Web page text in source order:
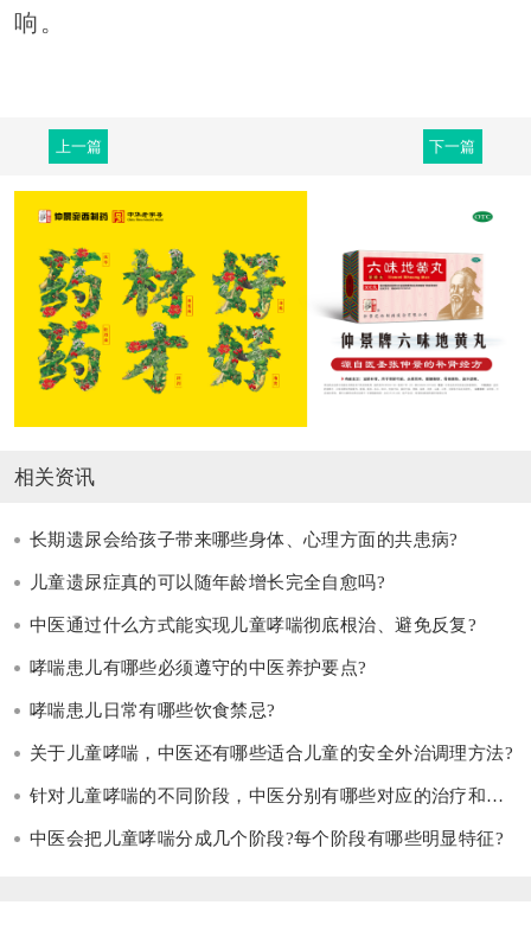
响。
上一篇 下一篇
相关资讯
长期遗尿会给孩子带来哪些身体、心理方面的共患病?
儿童遗尿症真的可以随年龄增长完全自愈吗?
中医通过什么方式能实现儿童哮喘彻底根治、避免反复?
哮喘患儿有哪些必须遵守的中医养护要点?
哮喘患儿日常有哪些饮食禁忌?
关于儿童哮喘，中医还有哪些适合儿童的安全外治调理方法?
针对儿童哮喘的不同阶段，中医分别有哪些对应的治疗和调理思路?
中医会把儿童哮喘分成几个阶段?每个阶段有哪些明显特征?